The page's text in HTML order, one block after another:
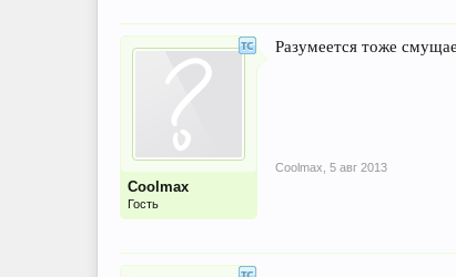
Coolmax
Гость
Разумеется тоже
Coolmax 5 авг 2013